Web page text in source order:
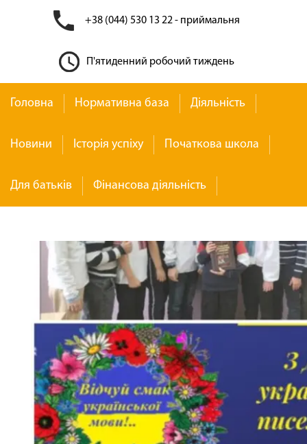
+38 (044) 530 13 22 - приймальня
П'ятиденний робочий тиждень
Головна Нормативна база Діяльність
Новини Історія успіху Початкова школа
Для батьків Фінансова діяльність